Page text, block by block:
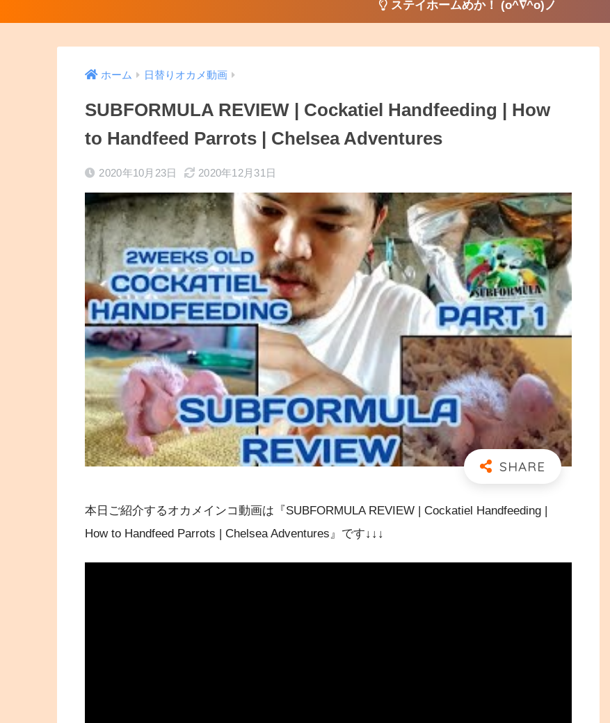
ステイホームめか！ (o^∇^o)ノ
ホーム 日替りオカメ動画
SUBFORMULA REVIEW | Cockatiel Handfeeding | How
to Handfeed Parrots | Chelsea Adventures
2020年10月23日 2020年12月31日
本日ご紹介するオカメインコ動画は『SUBFORMULA REVIEW | Cockatiel Handfeeding |
How to Handfeed Parrots | Chelsea Adventures』です↓↓↓